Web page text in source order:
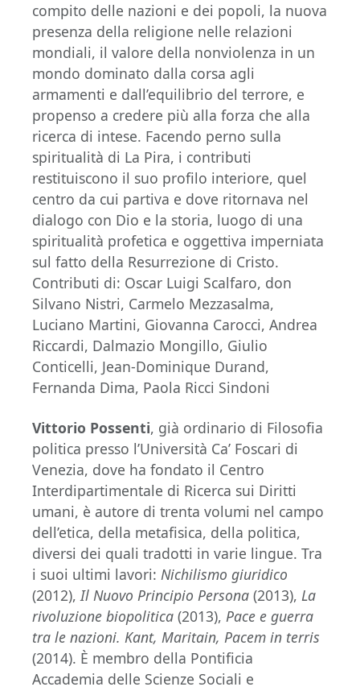
compito delle nazioni e dei popoli, la nuova
presenza della religione nelle relazioni
mondiali, il valore della nonviolenza in un
mondo dominato dalla corsa agli
armamenti e dall’equilibrio del terrore, e
propenso a credere più alla forza che alla
ricerca di intese. Facendo perno sulla
spiritualità di La Pira, i contributi
restituiscono il suo profilo interiore, quel
centro da cui partiva e dove ritornava nel
dialogo con Dio e la storia, luogo di una
spiritualità profetica e oggettiva imperniata
sul fatto della Resurrezione di Cristo.
Contributi di: Oscar Luigi Scalfaro, don
Silvano Nistri, Carmelo Mezzasalma,
Luciano Martini, Giovanna Carocci, Andrea
Riccardi, Dalmazio Mongillo, Giulio
Conticelli, Jean-Dominique Durand,
Fernanda Dima, Paola Ricci Sindoni
Vittorio Possenti, già ordinario di Filosofia
politica presso l’Università Ca’ Foscari di
Venezia, dove ha fondato il Centro
Interdipartimentale di Ricerca sui Diritti
umani, è autore di trenta volumi nel campo
dell’etica, della metafisica, della politica,
diversi dei quali tradotti in varie lingue. Tra
i suoi ultimi lavori: Nichilismo giuridico
(2012),Il Nuovo Principio Persona (2013), La
rivoluzione biopolitica (2013), Pace e guerra
tra le nazioni. Kant, Maritain, Pacem in terris
(2014). È membro della Pontificia
Accademia delle Scienze Sociali e